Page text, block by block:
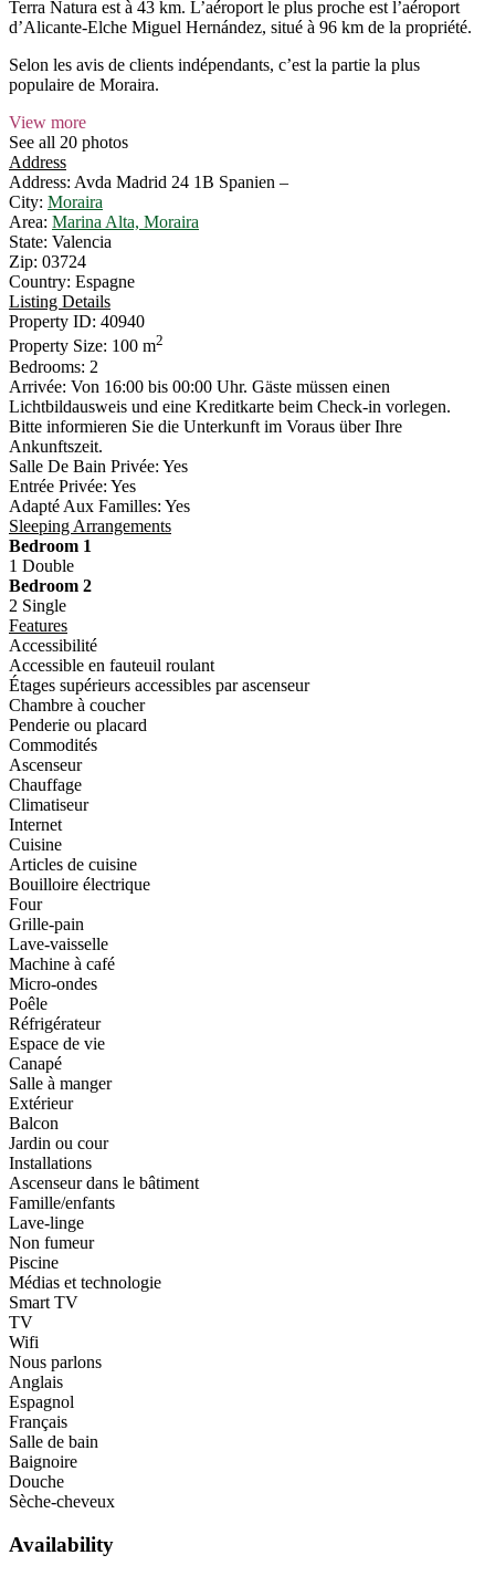
Terra Natura est à 43 km. L’aéroport le plus proche est l’aéroport
d’Alicante-Elche Miguel Hernández, situé à 96 km de la propriété.
Selon les avis de clients indépendants, c’est la partie la plus
populaire de Moraira.
View more
See all 20 photos
Address
Address: Avda Madrid 24 1B Spanien –
City: Moraira
Area: Marina Alta, Moraira
State: Valencia
Zip: 03724
Country: Espagne
Listing Details
Property ID: 40940
Property Size: 100 m2
Bedrooms: 2
Arrivée: Von 16:00 bis 00:00 Uhr. Gäste müssen einen
Lichtbildausweis und eine Kreditkarte beim Check-in vorlegen.
Bitte informieren Sie die Unterkunft im Voraus über Ihre
Ankunftszeit.
Salle De Bain Privée: Yes
Entrée Privée: Yes
Adapté Aux Familles: Yes
Sleeping Arrangements
Bedroom 1
1 Double
Bedroom 2
2 Single
Features
Accessibilité
Accessible en fauteuil roulant
Étages supérieurs accessibles par ascenseur
Chambre à coucher
Penderie ou placard
Commodités
Ascenseur
Chauffage
Climatiseur
Internet
Cuisine
Articles de cuisine
Bouilloire électrique
Four
Grille-pain
Lave-vaisselle
Machine à café
Micro-ondes
Poêle
Réfrigérateur
Espace de vie
Canapé
Salle à manger
Extérieur
Balcon
Jardin ou cour
Installations
Ascenseur dans le bâtiment
Famille/enfants
Lave-linge
Non fumeur
Piscine
Médias et technologie
Smart TV
TV
Wifi
Nous parlons
Anglais
Espagnol
Français
Salle de bain
Baignoire
Douche
Sèche-cheveux
Availability